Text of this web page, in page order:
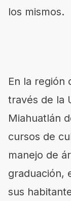
los mismos.
En la región
través de la
Miahuatlán
cursos de
manejo de
graduación,
sus